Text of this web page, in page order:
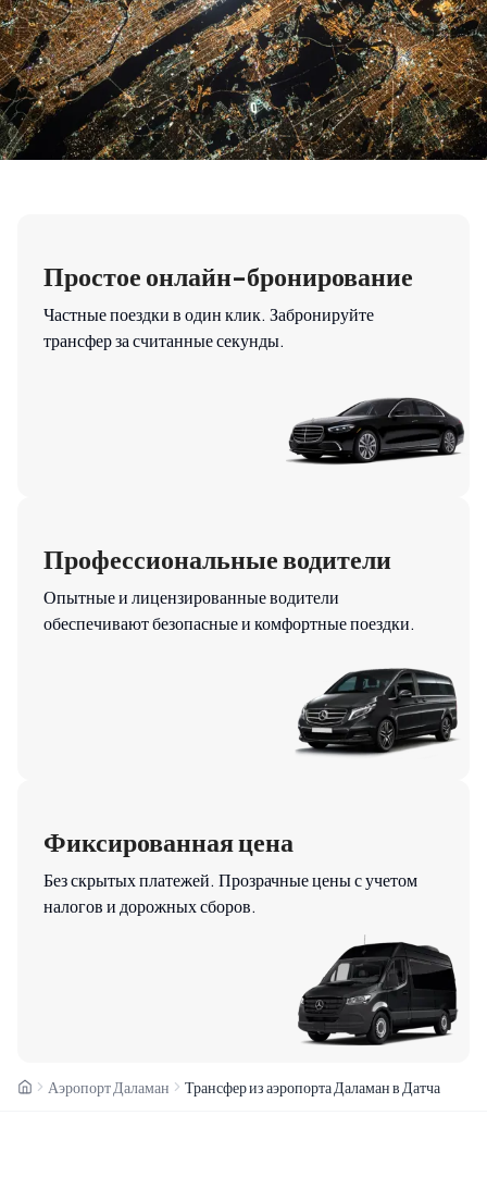
Простое онлайн-бронирование
Частные поездки в один клик. Забронируйте
трансфер за считанные секунды.
Профессиональные водители
Опытные и лицензированные водители
обеспечивают безопасные и комфортные поездки.
Фиксированная цена
Без скрытых платежей. Прозрачные цены с учетом
налогов и дорожных сборов.
Аэропорт Даламан Трансфер из аэропорта Даламан в Датча